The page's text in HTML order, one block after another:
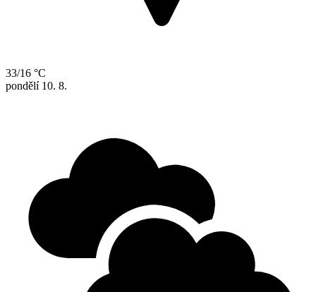
33/16 °C
pondělí 10. 8.